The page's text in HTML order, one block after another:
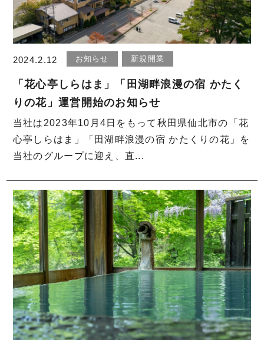
2024.2.12 お知らせ 新規開業
「花心亭しらはま」「田湖畔浪漫の宿 かたく
りの花」運営開始のお知らせ
当社は2023年10月4日をもって秋田県仙北市の「花
心亭しらはま」「田湖畔浪漫の宿 かたくりの花」を
当社のグループに迎え、直...